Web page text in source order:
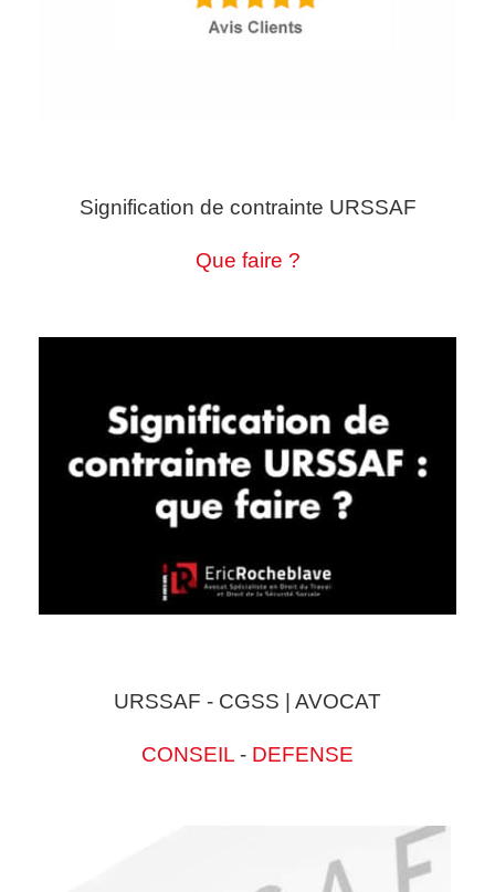
Signification de contrainte URSSAF
Que faire ?
URSSAF - CGSS | AVOCAT
CONSEIL - DEFENSE